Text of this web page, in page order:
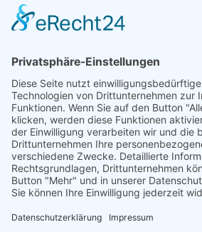
FORMULARE
Abteilungsbeitrag aktive Spieler:
Jugendliche unter 18: 25 EUR
Erwachsene: 50 EUR
UMMELDEANTRAG
ÜBUNGSLEITERZUWENDUNGEN
INTERNE DOKUMENTE